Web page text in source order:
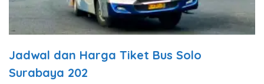
Jadwal dan Harga Tiket Bus Solo
Surabaya 202